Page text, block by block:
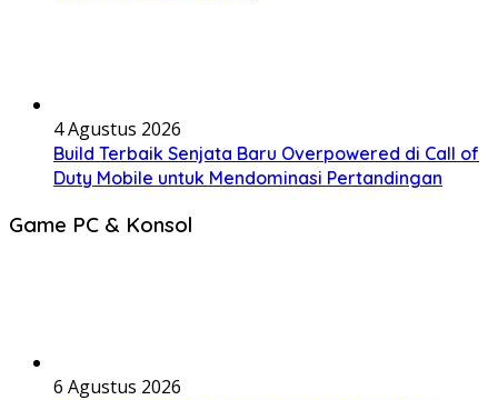
4 Agustus 2026
Build Terbaik Senjata Baru Overpowered di Call of
Duty Mobile untuk Mendominasi Pertandingan
Game PC & Konsol
6 Agustus 2026